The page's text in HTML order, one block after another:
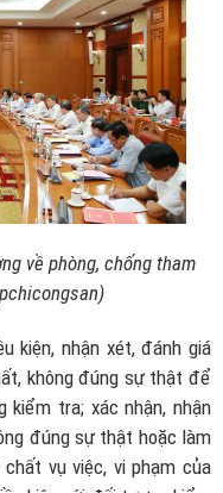
về phòng, chống tham
kiện, nhận xét, đánh giá
không đúng sự thật để
tra; xác nhận, nhận
đúng sự thật hoặc làm
vụ việc, vi phạm của